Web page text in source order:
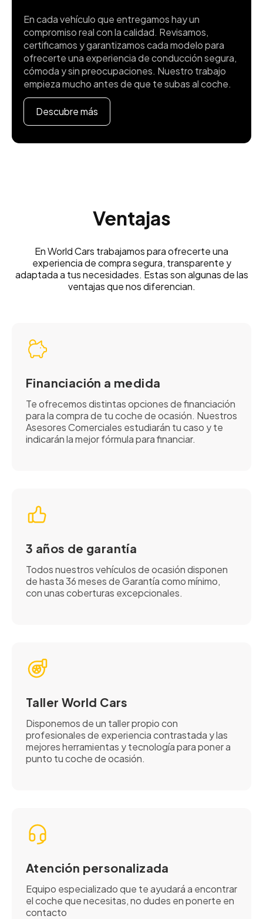
En cada vehículo que entregamos hay un
compromiso real con la calidad. Revisamos,
certificamos y garantizamos cada modelo para
ofrecerte una experiencia de conducción segura,
cómoda y sin preocupaciones. Nuestro trabajo
empieza mucho antes de que te subas al coche.
Descubre más
Ventajas
En World Cars trabajamos para ofrecerte una
experiencia de compra segura, transparente y
adaptada a tus necesidades. Estas son algunas de las
ventajas que nos diferencian.
Financiación a medida
Te ofrecemos distintas opciones de financiación
para la compra de tu coche de ocasión. Nuestros
Asesores Comerciales estudiarán tu caso y te
indicarán la mejor fórmula para financiar.
3 años de garantía
Todos nuestros vehículos de ocasión disponen
de hasta 36 meses de Garantía como mínimo,
con unas coberturas excepcionales.
Taller World Cars
Disponemos de un taller propio con
profesionales de experiencia contrastada y las
mejores herramientas y tecnología para poner a
punto tu coche de ocasión.
Atención personalizada
Equipo especializado que te ayudará a encontrar
el coche que necesitas, no dudes en ponerte en
contacto